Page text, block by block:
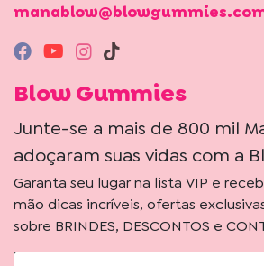
Blow Gummies
Junte-se a mais de 800 mil
adoçaram suas vidas com a
Garanta seu lugar na lista VIP e
mão dicas incríveis, ofertas
sobre BRINDES, DESCONTOS e